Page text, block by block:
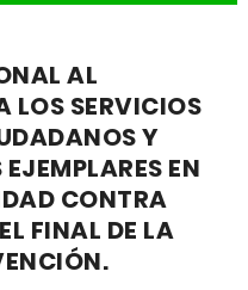
AL
LOS SERVICIOS
Y
EN
CONTRA
FINAL DE LA